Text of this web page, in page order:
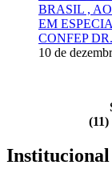
BRASIL ,
EM
CONFEP
10 de
(11)
Institucional